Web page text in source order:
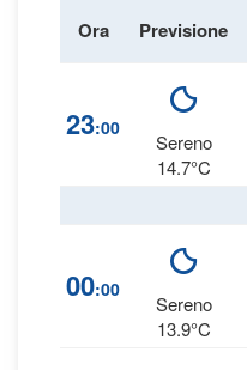
Ora Previsione
23:00
Sereno
14.7°C
00:00
Sereno
13.9°C